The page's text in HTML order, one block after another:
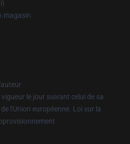
le jour suivant celui de sa
l'Union européenne. Loi sur la